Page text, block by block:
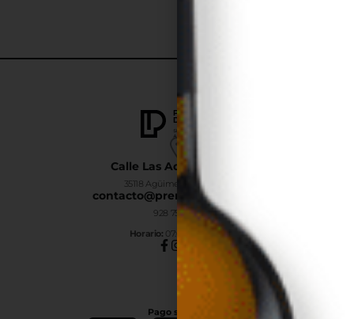
Calle Las Adelfas Nº6-B
35118 Agüimes, Las Palmas
contacto@premiumdrinks.es
928 754 363
Horario: 07:00h a 15:00h
Pago seguro